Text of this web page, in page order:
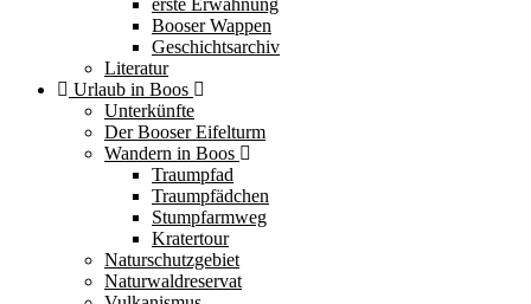
erste Erwähnung
Booser Wappen
Geschichtsarchiv
Literatur
Urlaub in Boos
Unterkünfte
Der Booser Eifelturm
Wandern in Boos
Traumpfad
Traumpfädchen
Stumpfarmweg
Kratertour
Naturschutzgebiet
Naturwaldreservat